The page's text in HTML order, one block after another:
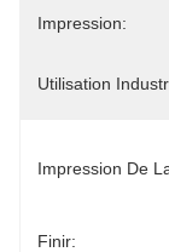
Impression:
Utilisation
Impression De
Finir: